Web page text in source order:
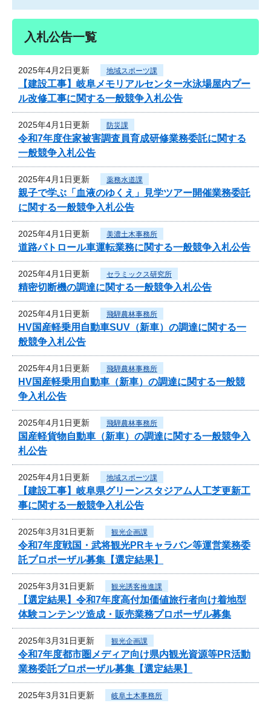
入札公告一覧
2025年4月2日更新 地域スポーツ課
【建設工事】岐阜メモリアルセンター水泳場屋内プー
ル改修工事に関する一般競争入札公告
2025年4月1日更新 防災課
令和7年度住家被害調査員育成研修業務委託に関する
一般競争入札公告
2025年4月1日更新 薬務水道課
親子で学ぶ「血液のゆくえ」見学ツアー開催業務委託
に関する一般競争入札公告
2025年4月1日更新 美濃土木事務所
道路パトロール車運転業務に関する一般競争入札公告
2025年4月1日更新 セラミックス研究所
精密切断機の調達に関する一般競争入札公告
2025年4月1日更新 飛騨農林事務所
HV国産軽乗用自動車SUV（新車）の調達に関する一
般競争入札公告
2025年4月1日更新 飛騨農林事務所
HV国産軽乗用自動車（新車）の調達に関する一般競
争入札公告
2025年4月1日更新 飛騨農林事務所
国産軽貨物自動車（新車）の調達に関する一般競争入
札公告
2025年4月1日更新 地域スポーツ課
【建設工事】岐阜県グリーンスタジアム人工芝更新工
事に関する一般競争入札公告
2025年3月31日更新 観光企画課
令和7年度戦国・武将観光PRキャラバン等運営業務委
託プロポーザル募集【選定結果】
2025年3月31日更新 観光誘客推進課
【選定結果】令和7年度高付加価値旅行者向け着地型
体験コンテンツ造成・販売業務プロポーザル募集
2025年3月31日更新 観光企画課
令和7年度都市圏メディア向け県内観光資源等PR活動
業務委託プロポーザル募集【選定結果】
2025年3月31日更新 岐阜土木事務所